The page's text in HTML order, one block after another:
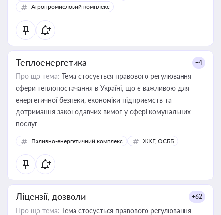
Агропромисловий комплекс
Теплоенергетика +4
Про що тема: Тема стосується правового регулювання
сфери теплопостачання в Україні, що є важливою для
енергетичної безпеки, економіки підприємств та
дотримання законодавчих вимог у сфері комунальних
послуг
Паливно-енергетичний комплекс ЖКГ, ОСББ
Ліцензії, дозволи +62
Про що тема: Тема стосується правового регулювання